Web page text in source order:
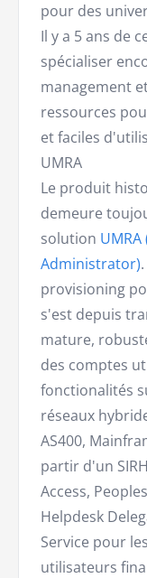
pour des
Il y a 5 ans de
spécialiser
management
ressources
et faciles
UMRA
Le produit
demeure
solution
Administrator)
provisioning
s'est depuis
mature,
des comptes
fonctionalités
réseaux
AS400,
partir d'un
Access,
Helpdesk
Service pour
utilisateurs